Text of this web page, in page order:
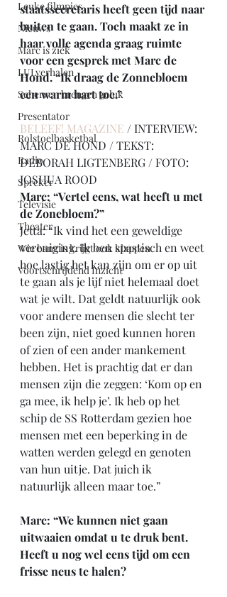
Leuke filmpjes
Nieuws
Marc is ziek
LULverhalen
Scherven brengen geluk
Presentator
Rolstoelbasketbal
Radio
Spreker
Televisie
Theater
Wie bang is krijgt ook klappen
Voortschrijdend Inzicht
staatssecretaris heeft geen tijd naar
buiten te gaan. Toch maakt ze in
haar volle agenda graag ruimte
voor een gesprek met Marc de
Hond. “Ik draag de Zonnebloem
een warm hart toe.”
BELEEF! MAGAZINE / INTERVIEW:
MARC DE HOND / TEKST:
DEBORAH LIGTENBERG / FOTO:
JOSHUA ROOD
Marc: “Vertel eens, wat heeft u met
de Zonebloem?”
Jetta: “Ik vind het een geweldige
vereniging. Ik ben spastisch en weet
hoe lastig het kan zijn om er op uit
te gaan als je lijf niet helemaal doet
wat je wilt. Dat geldt natuurlijk ook
voor andere mensen die slecht ter
been zijn, niet goed kunnen horen
of zien of een ander mankement
hebben. Het is prachtig dat er dan
mensen zijn die zeggen: ‘Kom op en
ga mee, ik help je’. Ik heb op het
schip de SS Rotterdam gezien hoe
mensen met een beperking in de
watten werden gelegd en genoten
van hun uitje. Dat juich ik
natuurlijk alleen maar toe.”
Marc: “We kunnen niet gaan
uitwaaien omdat u te druk bent.
Heeft u nog wel eens tijd om een
frisse neus te halen?